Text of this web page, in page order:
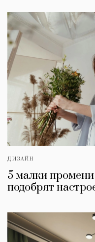
ДИЗАЙН
5 малки
подобрят